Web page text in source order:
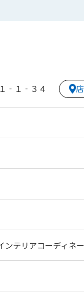
‐１‐３４
テリアコーディネ